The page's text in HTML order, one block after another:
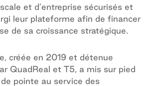
et d’entreprise sécurisés et
leur plateforme afin de financer
de sa croissance stratégique.
créée en 2019 et détenue
QuadReal et T5, a mis sur pied
pointe au service des